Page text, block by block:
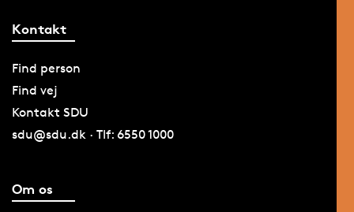
Kontakt
Find person
Find vej
Kontakt SDU
sdu@sdu.dk · Tlf: 6550 1000
Om os